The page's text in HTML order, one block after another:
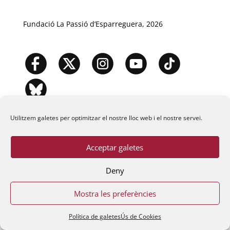
Utilitzem galetes per optimitzar el nostre lloc web i el nostre servei.
Acceptar galetes
Deny
Mostra les preferències
Política de galetesÚs de Cookies
Fundació La Passió d’Esparreguera, 2026